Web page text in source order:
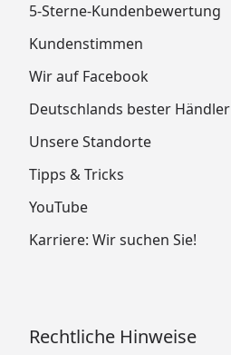
5-Sterne-Kundenbewertung
Kundenstimmen
Wir auf Facebook
Deutschlands bester Händler
Unsere Standorte
Tipps & Tricks
YouTube
Karriere: Wir suchen Sie!
Rechtliche Hinweise